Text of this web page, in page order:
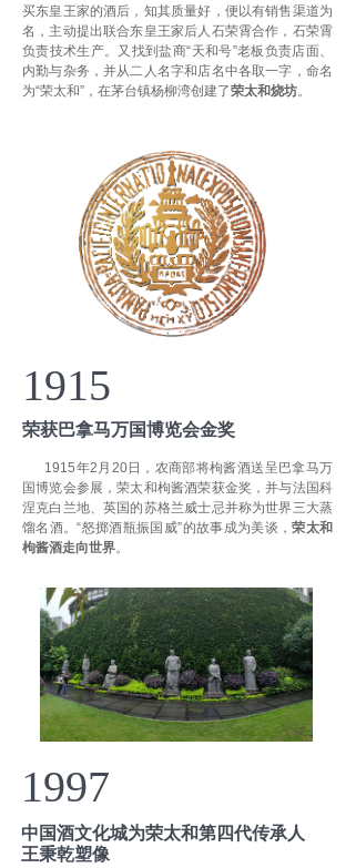
买东皇王家的酒后，知其质量好，便以有销售渠道为
名，主动提出联合东皇王家后人石荣霄合作，石荣霄
负责技术生产。又找到盐商“天和号”老板负责店面、
内勤与杂务，并从二人名字和店名中各取一字，命名
为“荣太和”，在茅台镇杨柳湾创建了荣太和烧坊。
1915
荣获巴拿马万国博览会金奖
1915年2月20日，农商部将枸酱酒送呈巴拿马万
国博览会参展，荣太和枸酱酒荣获金奖，并与法国科
涅克白兰地、英国的苏格兰威士忌并称为世界三大蒸
馏名酒。“怒掷酒瓶振国威”的故事成为美谈，荣太和
枸酱酒走向世界。
1997
中国酒文化城为荣太和第四代传承人
王秉乾塑像